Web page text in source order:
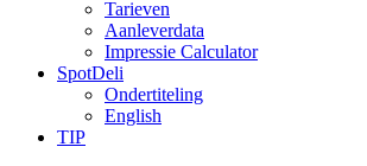
Tarieven
Aanleverdata
Impressie Calculator
SpotDeli
Ondertiteling
English
TIP